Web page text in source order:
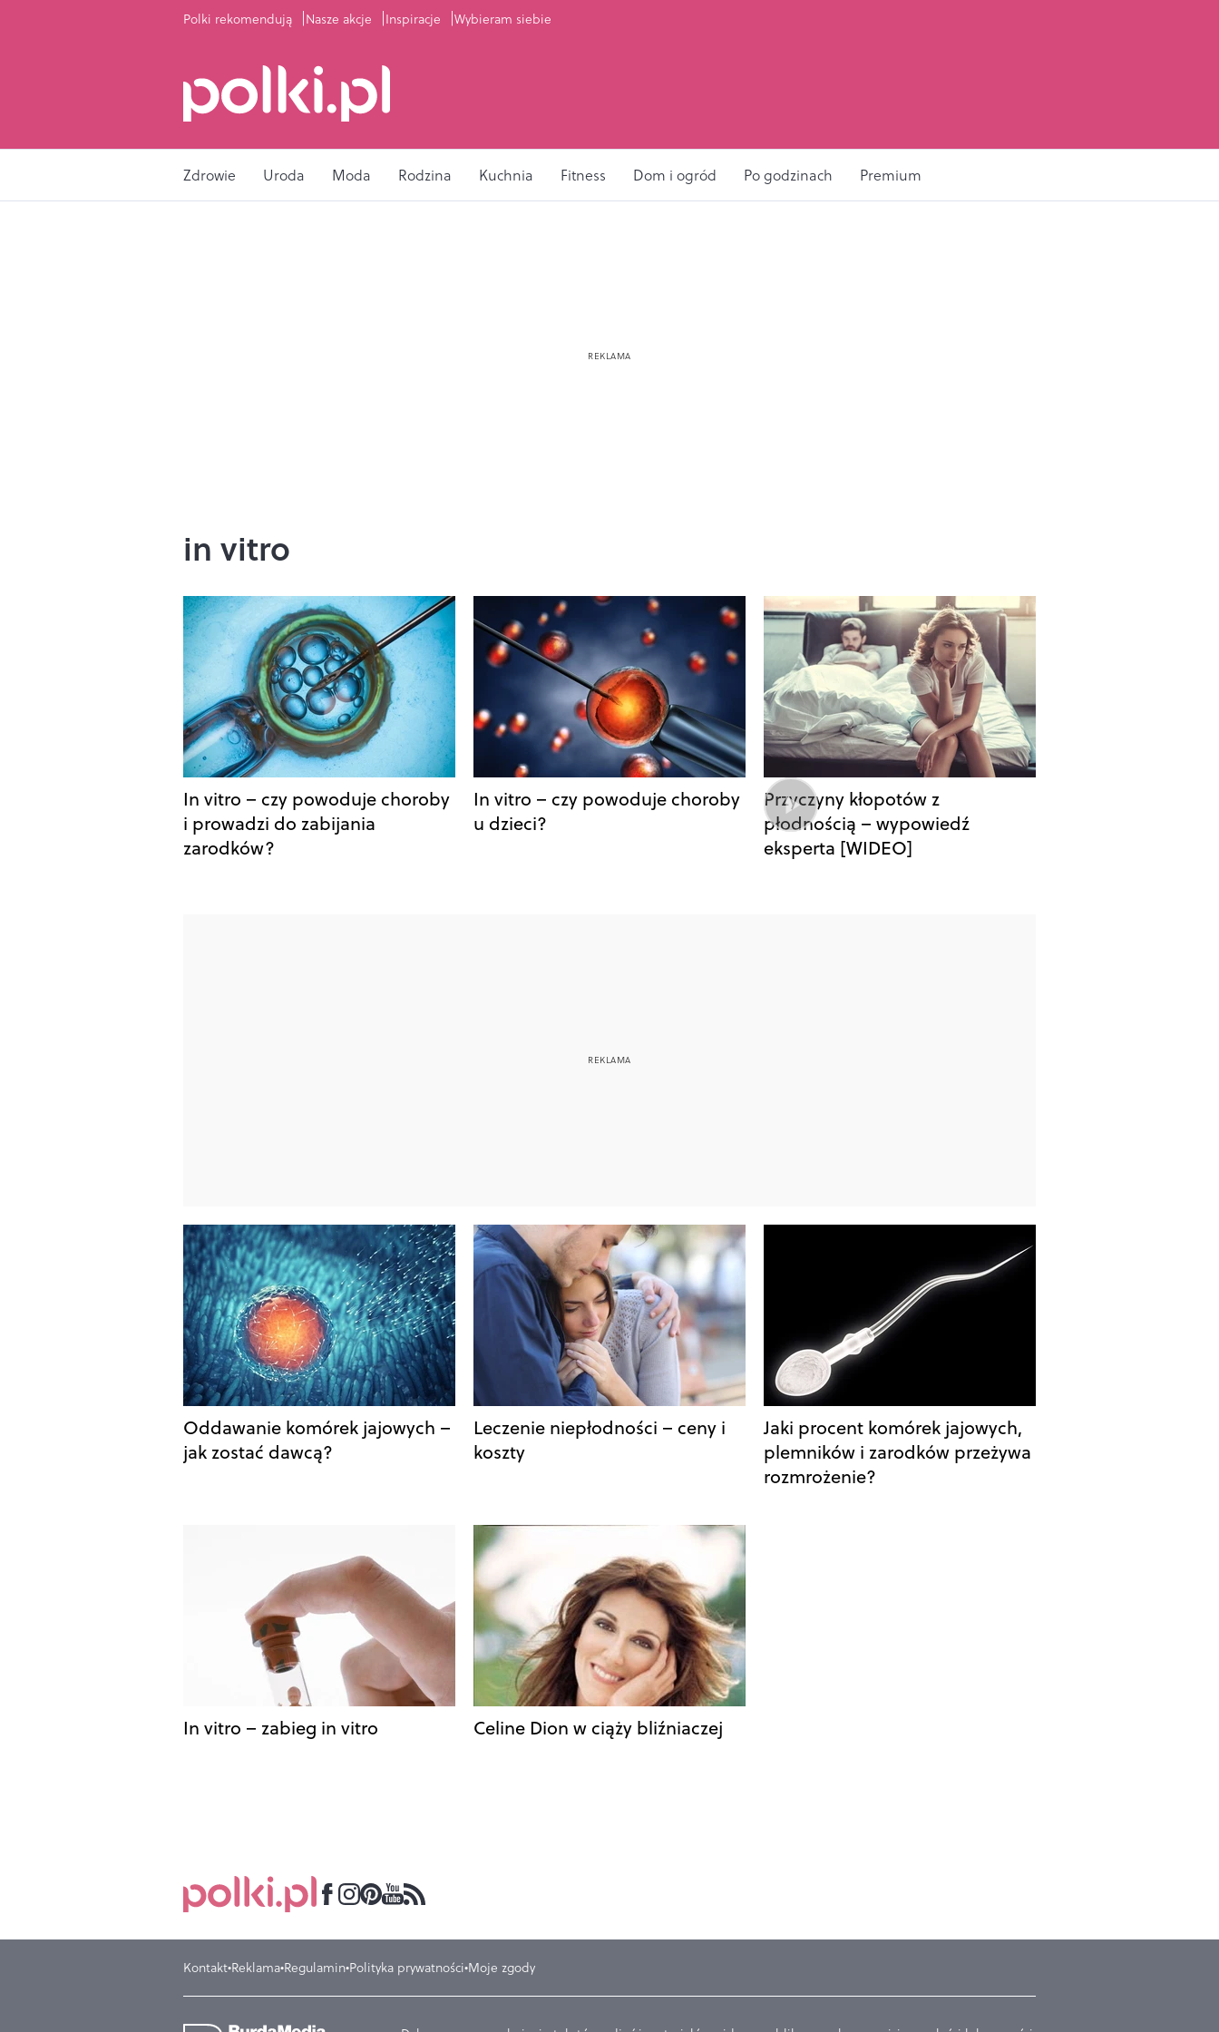
Polki rekomendują Nasze akcje Inspiracje Wybieram siebie
Zdrowie Uroda Moda Rodzina Kuchnia Fitness Dom i ogród Po godzinach Premium
in vitro
In vitro – czy powoduje choroby
i prowadzi do zabijania
zarodków?
In vitro – czy powoduje choroby
u dzieci?
Przyczyny kłopotów z
płodnością – wypowiedź
eksperta [WIDEO]
Oddawanie komórek jajowych –
jak zostać dawcą?
Leczenie niepłodności – ceny i
koszty
Jaki procent komórek jajowych,
plemników i zarodków przeżywa
rozmrożenie?
In vitro – zabieg in vitro Celine Dion w ciąży bliźniaczej
Kontakt Reklama Regulamin Polityka prywatności Moje zgody